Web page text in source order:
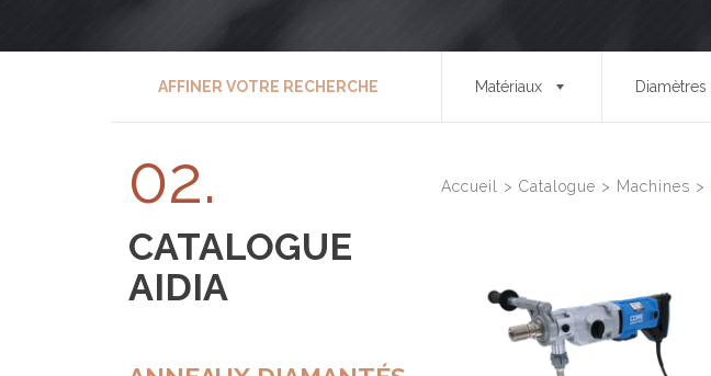
AFFINER VOTRE RECHERCHE Matériaux Diamètres
02.
CATALOGUE
AIDIA
Accueil > Catalogue > Machines >